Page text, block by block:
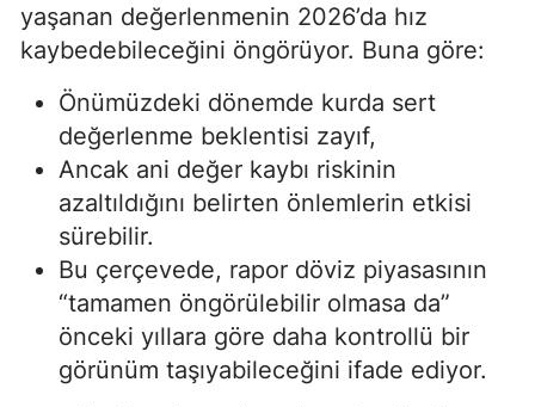
yaşanan değerlenmenin 2026’da hız
kaybedebileceğini öngörüyor. Buna göre:
Önümüzdeki dönemde kurda sert
değerlenme beklentisi zayıf,
Ancak ani değer kaybı riskinin
azaltıldığını belirten önlemlerin etkisi
sürebilir.
Bu çerçevede, rapor döviz piyasasının
“tamamen öngörülebilir olmasa da”
önceki yıllara göre daha kontrollü bir
görünüm taşıyabileceğini ifade ediyor.